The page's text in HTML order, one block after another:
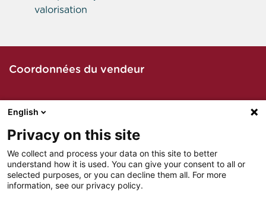
valorisation
Coordonnées du vendeur
Contacter le vendeur par mail
English
Privacy on this site
We collect and process your data on this site to better
understand how it is used. You can give your consent to all or
selected purposes, or you can decline them all. For more
information, see our privacy policy.